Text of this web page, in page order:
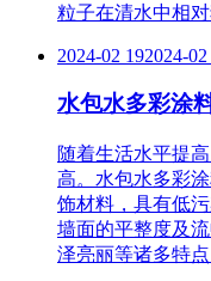
粒子在清水中相
2024-02 192024-
水包水多彩涂
随着生活水平提
高。水包水多彩
饰材料，具有低
墙面的平整度及
泽亮丽等诸多特